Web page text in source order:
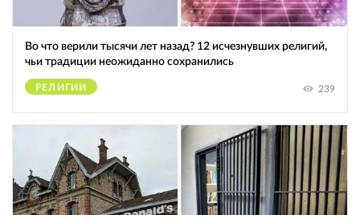
Во что верили тысячи лет назад? 12 исчезнувших религий,
чьи традиции неожиданно сохранились
РЕЛИГИИ 239